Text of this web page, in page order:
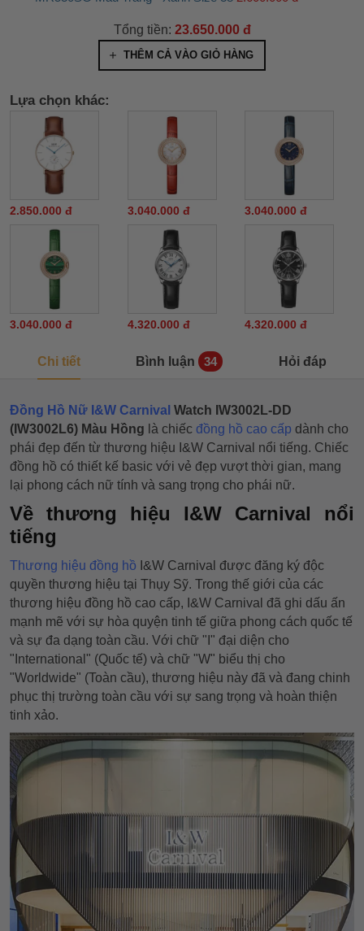
Tổng tiền: 23.650.000 đ
THÊM CẢ VÀO GIỎ HÀNG
Lựa chọn khác:
2.850.000 đ 3.040.000 đ 3.040.000 đ
3.040.000 đ 4.320.000 đ 4.320.000 đ
Chi tiết Bình luận 34 Hỏi đáp
Đồng Hồ Nữ I&W Carnival Watch IW3002L-DD
(IW3002L6) Màu Hồng là chiếc đồng hồ cao cấp dành cho
phái đẹp đến từ thương hiệu I&W Carnival nổi tiếng. Chiếc
đồng hồ có thiết kế basic với vẻ đẹp vượt thời gian, mang
lại phong cách nữ tính và sang trọng cho phái nữ.
Về thương hiệu I&W Carnival nổi
tiếng
Thương hiệu đồng hồ I&W Carnival được đăng ký độc
quyền thương hiệu tại Thụy Sỹ. Trong thế giới của các
thương hiệu đồng hồ cao cấp, I&W Carnival đã ghi dấu ấn
mạnh mẽ với sự hòa quyện tinh tế giữa phong cách quốc tế
và sự đa dạng toàn cầu. Với chữ "I" đại diện cho
"International" (Quốc tế) và chữ "W" biểu thị cho
"Worldwide" (Toàn cầu), thương hiệu này đã và đang chinh
phục thị trường toàn cầu với sự sang trọng và hoàn thiện
tinh xảo.